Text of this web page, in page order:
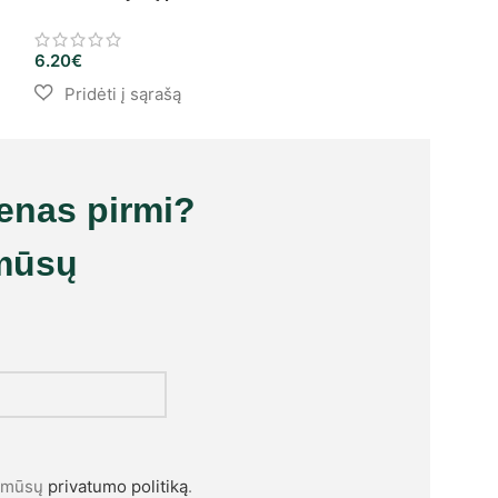
6.20€
pirmi?
privatumo politiką.